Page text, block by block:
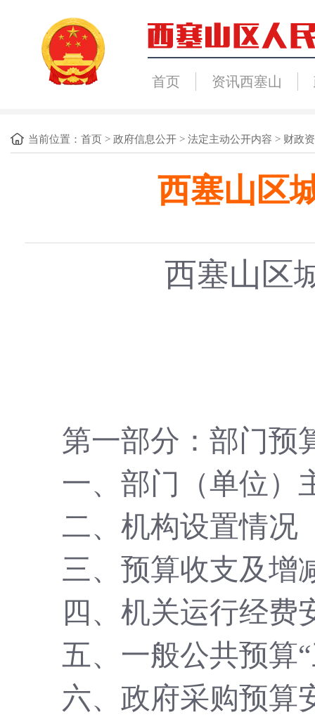
首页 资讯西塞山
当前位置： 首页 > 政府信息公开 > 法定主动公开内容 > 财政
西塞山区
西塞山区
第一部分：部门预
一、部门（单位）
二、机构设置情况
三、预算收支及增
四、机关运行经费
五、一般公共预算
六、政府采购预算